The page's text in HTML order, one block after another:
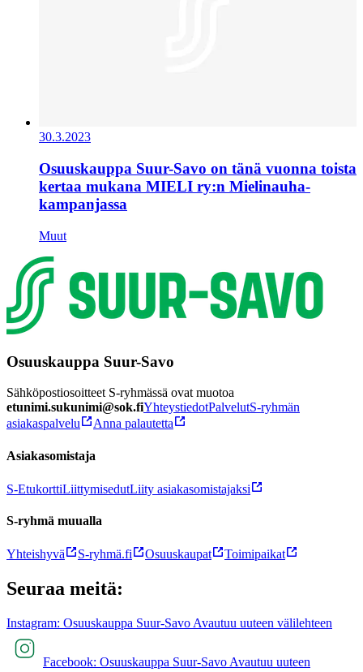
30.3.2023
Osuuskauppa Suur-Savo on tänä vuonna toista
kertaa mukana MIELI ry:n Mielinauha-
kampanjassa
Muut
Osuuskauppa Suur-Savo
Sähköpostiosoitteet S-ryhmässä ovat muotoa
etunimi.sukunimi@sok.fiYhteystiedotPalvelutS-ryhmän
asiakaspalvelu
Anna palautetta
Asiakasomistaja
S-EtukorttiLiittymisedutLiity asiakasomistajaksi
S-ryhmä muualla
Yhteishyvä S-ryhmä.fi Osuuskaupat Toimipaikat
Seuraa meitä:
Instagram: Osuuskauppa Suur-Savo Avautuu uuteen välilehteen
Facebook: Osuuskauppa Suur-Savo Avautuu uuteen